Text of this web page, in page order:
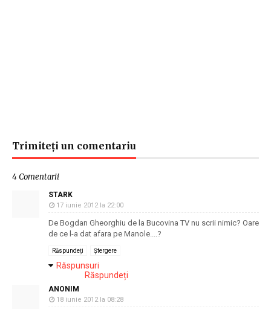
Trimiteți un comentariu
4 Comentarii
STARK
17 iunie 2012 la 22:00
De Bogdan Gheorghiu de la Bucovina TV nu scrii nimic? Oare
de ce l-a dat afara pe Manole....?
Răspundeți Ștergere
Răspunsuri
Răspundeți
ANONIM
18 iunie 2012 la 08:28